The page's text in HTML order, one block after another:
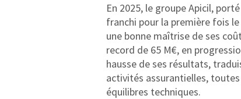
En 2025, le groupe Apicil,
franchi pour la première fois le
une bonne maîtrise de ses
record de 65 M€, en
hausse de ses résultats,
activités assurantielles,
équilibres techniques.